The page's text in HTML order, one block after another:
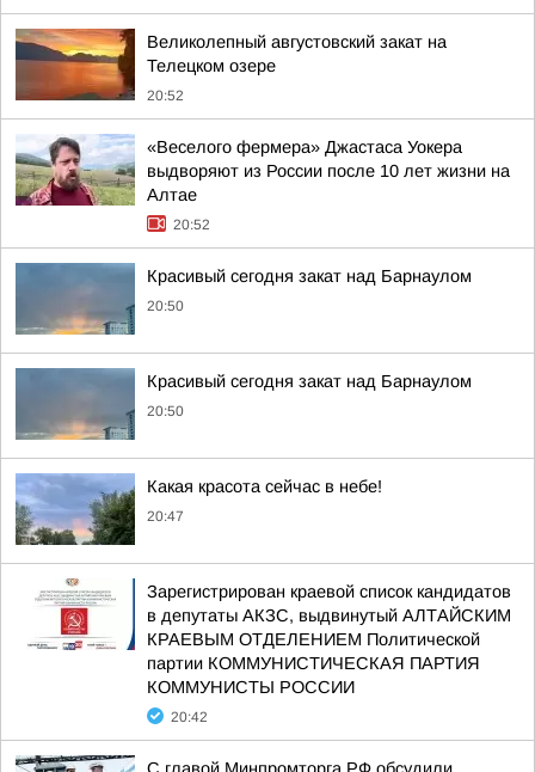
Великолепный августовский закат на
Телецком озере
20:52
«Веселого фермера» Джастаса Уокера
выдворяют из России после 10 лет жизни на
Алтае
20:52
Красивый сегодня закат над Барнаулом
20:50
Красивый сегодня закат над Барнаулом
20:50
Какая красота сейчас в небе!
20:47
Зарегистрирован краевой список кандидатов
в депутаты АКЗС, выдвинутый АЛТАЙСКИМ
КРАЕВЫМ ОТДЕЛЕНИЕМ Политической
партии КОММУНИСТИЧЕСКАЯ ПАРТИЯ
КОММУНИСТЫ РОССИИ
20:42